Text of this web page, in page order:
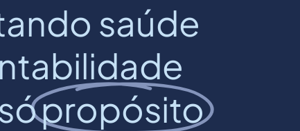
saúde
propósito